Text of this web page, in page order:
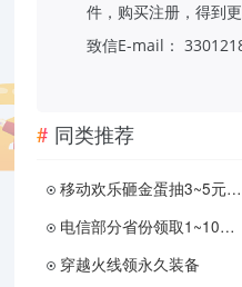
件，购买注册，得到
致信E-mail：
同类推荐
移动欢乐砸金蛋抽3~5元话费
电信部分省份领取1~100元话费
穿越火线领永久装备